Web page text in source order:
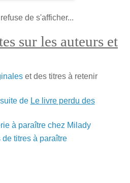
de s'afficher...
sur les auteurs et
et des titres à retenir
de Le livre perdu des
à paraître chez Milady
titres à paraître